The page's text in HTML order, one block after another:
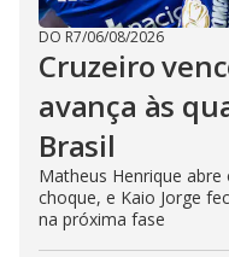
DO R7/06/08/2026
Cruzeiro
avança às
Brasil
Matheus Henrique
choque, e Kaio Jorge
na próxima fase